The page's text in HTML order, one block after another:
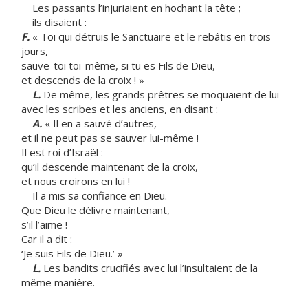
Les passants l’injuriaient en hochant la tête ;
ils disaient :
F. « Toi qui détruis le Sanctuaire et le rebâtis en trois
jours,
sauve-toi toi-même, si tu es Fils de Dieu,
et descends de la croix ! »
L. De même, les grands prêtres se moquaient de lui
avec les scribes et les anciens, en disant :
A. « Il en a sauvé d’autres,
et il ne peut pas se sauver lui-même !
Il est roi d’Israël :
qu’il descende maintenant de la croix,
et nous croirons en lui !
Il a mis sa confiance en Dieu.
Que Dieu le délivre maintenant,
s’il l’aime !
Car il a dit :
‘Je suis Fils de Dieu.’ »
L. Les bandits crucifiés avec lui l’insultaient de la
même manière.